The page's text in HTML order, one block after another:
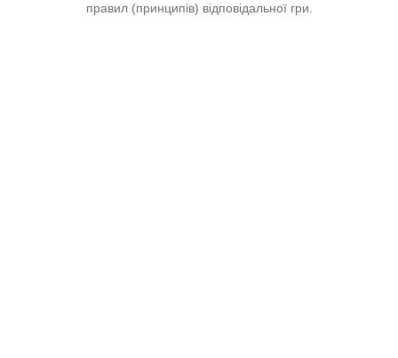
правил (принципів) відповідальної гри.